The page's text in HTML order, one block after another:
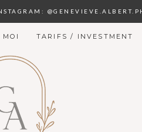
MOI TARIFS / INVESTMENT